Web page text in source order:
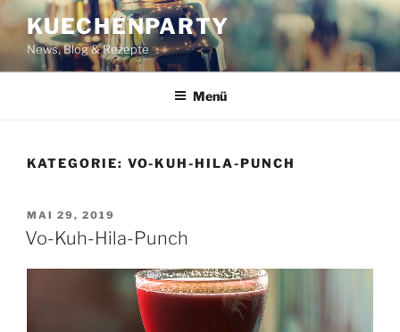
Zum
Inhalt
springen
KUECHENPARTY
News, Blog & Rezepte
Menü
KATEGORIE: VO-KUH-HILA-PUNCH
VERÖFFENTLICHT
AM
MAI 29, 2019
Vo-Kuh-Hila-Punch